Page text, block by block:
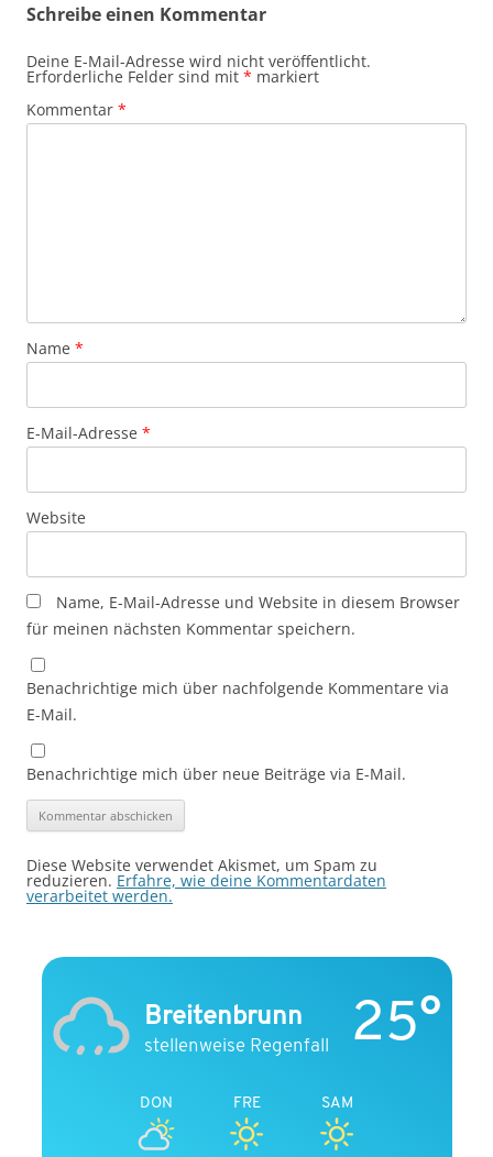
Schreibe einen Kommentar
Deine E-Mail-Adresse wird nicht veröffentlicht.
Erforderliche Felder sind mit * markiert
Kommentar *
Name *
E-Mail-Adresse *
Website
Name, E-Mail-Adresse und Website in diesem Browser
für meinen nächsten Kommentar speichern.
Benachrichtige mich über nachfolgende Kommentare via
E-Mail.
Benachrichtige mich über neue Beiträge via E-Mail.
Diese Website verwendet Akismet, um Spam zu
reduzieren. Erfahre, wie deine Kommentardaten
verarbeitet werden.
Breitenbrunn
stellenweise Regenfall 25°
DON FRE SAM